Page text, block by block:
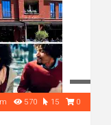
570 15 0